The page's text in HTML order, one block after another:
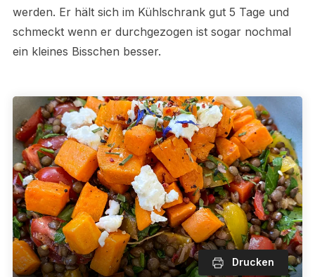
werden. Er hält sich im Kühlschrank gut 5 Tage und
schmeckt wenn er durchgezogen ist sogar nochmal
ein kleines Bisschen besser.
Drucken